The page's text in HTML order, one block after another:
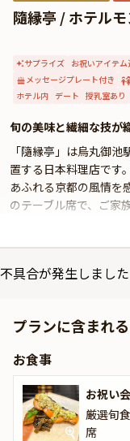
隨縁亭 / ホテル
サプライズ お祝いアイテ
メッセージプレート付き
ホテル内 デート 授乳室あり
旬の美味と繊細な技が
「隨縁亭」は烏丸御
置する日本料理店です
あふれる京都の風情を
のテーブル席で、ご家
過ごしいただけます。
本プランでは、旬の味
をご堪能ください。
また、特典として フ
フトドリンクなど豊
ッセージ付きデザー
な方へのサプライズに
不具合が発生しました
プランに含まれ
お食事
お祝い
厳選旬
席